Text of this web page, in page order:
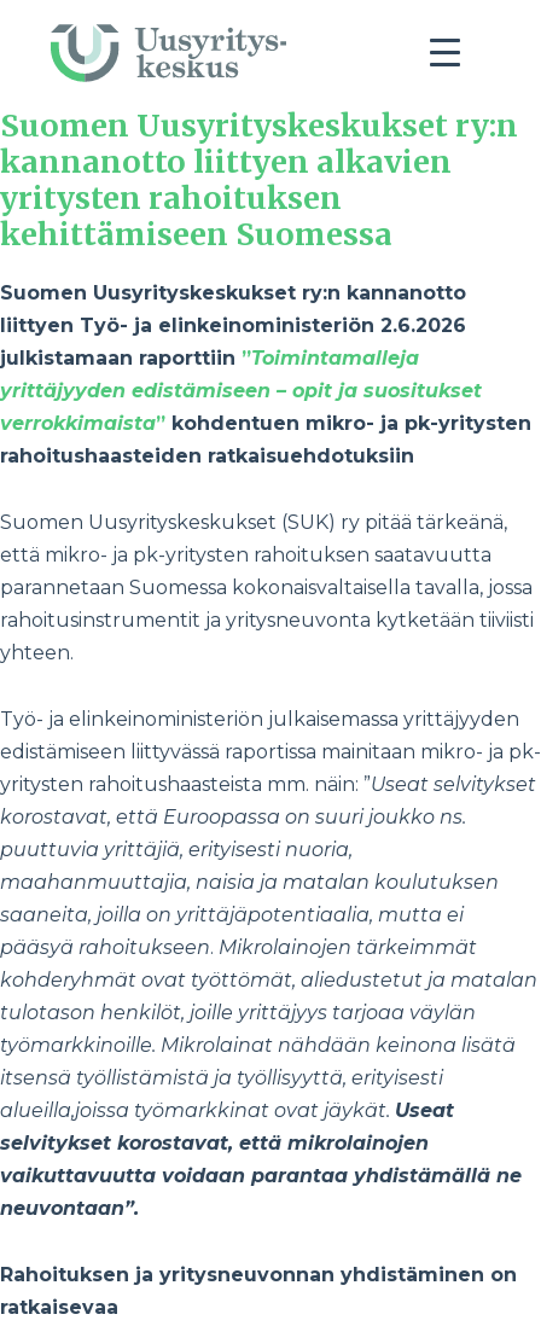
Suomen Uusyrityskeskukset ry:n
kannanotto liittyen alkavien
yritysten rahoituksen
kehittämiseen Suomessa
Suomen Uusyrityskeskukset ry:n kannanotto
liittyen Työ- ja elinkeinoministeriön 2.6.2026
julkistamaan raporttiin ”Toimintamalleja
yrittäjyyden edistämiseen – opit ja suositukset
verrokkimaista” kohdentuen mikro- ja pk-yritysten
rahoitushaasteiden ratkaisuehdotuksiin
Suomen Uusyrityskeskukset (SUK) ry pitää tärkeänä,
että mikro- ja pk-yritysten rahoituksen saatavuutta
parannetaan Suomessa kokonaisvaltaisella tavalla, jossa
rahoitusinstrumentit ja yritysneuvonta kytketään tiiviisti
yhteen.
Työ- ja elinkeinoministeriön julkaisemassa yrittäjyyden
edistämiseen liittyvässä raportissa mainitaan mikro- ja pk-
yritysten rahoitushaasteista mm. näin: ”Useat selvitykset
korostavat, että Euroopassa on suuri joukko ns.
puuttuvia yrittäjiä, erityisesti nuoria,
maahanmuuttajia, naisia ja matalan koulutuksen
saaneita, joilla on yrittäjäpotentiaalia, mutta ei
pääsyä rahoitukseen. Mikrolainojen tärkeimmät
kohderyhmät ovat työttömät, aliedustetut ja matalan
tulotason henkilöt, joille yrittäjyys tarjoaa väylän
työmarkkinoille. Mikrolainat nähdään keinona lisätä
itsensä työllistämistä ja työllisyyttä, erityisesti
alueilla,joissa työmarkkinat ovat jäykät. Useat
selvitykset korostavat, että mikrolainojen
vaikuttavuutta voidaan parantaa yhdistämällä ne
neuvontaan”.
Rahoituksen ja yritysneuvonnan yhdistäminen on
ratkaisevaa